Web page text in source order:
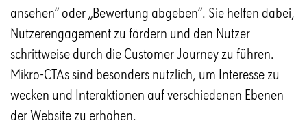
ansehen“ oder „Bewertung abgeben“. Sie helfen dabei,
Nutzerengagement zu fördern und den Nutzer
schrittweise durch die Customer Journey zu führen.
Mikro-CTAs sind besonders nützlich, um Interesse zu
wecken und Interaktionen auf verschiedenen Ebenen
der Website zu erhöhen.